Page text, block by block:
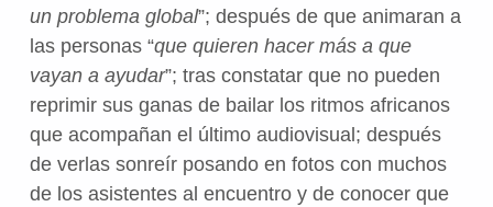
un problema global”; después de que animaran a
las personas “que quieren hacer más a que
vayan a ayudar”; tras constatar que no pueden
reprimir sus ganas de bailar los ritmos africanos
que acompañan el último audiovisual; después
de verlas sonreír posando en fotos con muchos
de los asistentes al encuentro y de conocer que